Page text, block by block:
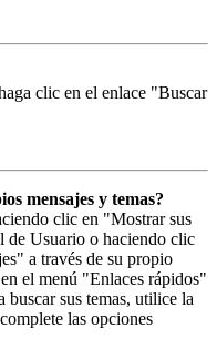
clic en el enlace "Buscar
mensajes y temas?
clic en "Mostrar sus
de Usuario o haciendo clic
a través de su propio
el menú "Enlaces rápidos"
buscar sus temas, utilice la
las opciones